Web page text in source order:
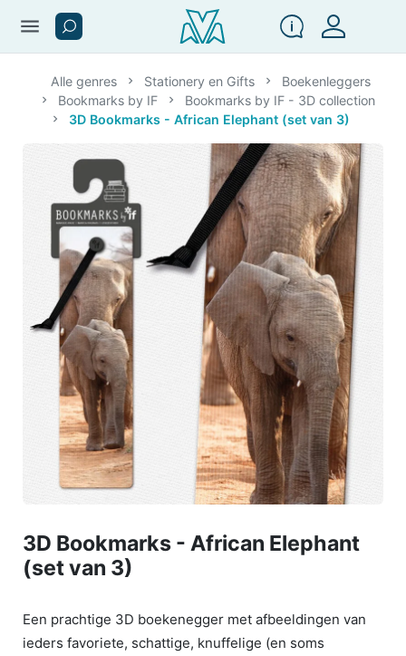
menu
Alle genres Stationery en Gifts
Boekenleggers
Bookmarks by IF
Bookmarks by IF - 3D collection
3D Bookmarks - African Elephant (set van 3)
3D Bookmarks - African Elephant
(set van 3)
Een prachtige 3D boekenegger met afbeeldingen van
ieders favoriete, schattige, knuffelige (en soms